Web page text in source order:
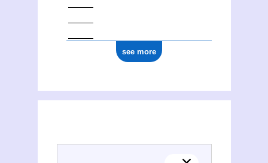
see more